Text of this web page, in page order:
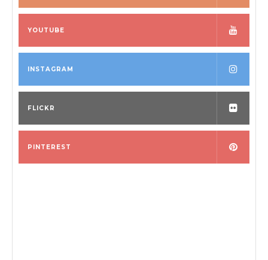
YOUTUBE
INSTAGRAM
FLICKR
PINTEREST